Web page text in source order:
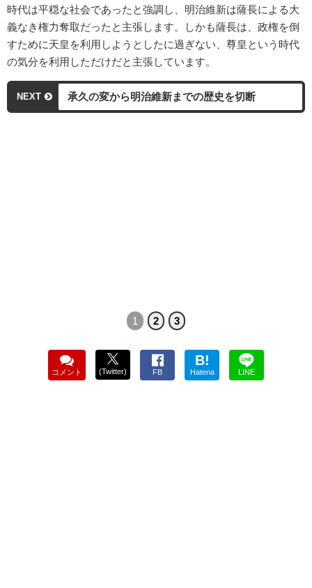
時代は平穏な社会であったと強調し、明治維新は薩長による大
義なき権力奪取だったと主張します。しかも薩長は、政権を倒
すために天皇を利用しようとしたに過ぎない、尊皇という時代
の気分を利用しただけだと主張しています。
NEXT 承久の変から明治維新までの歴史を切断
1 2 3
コメント (Twitter) FB
B!
Hatena LINE